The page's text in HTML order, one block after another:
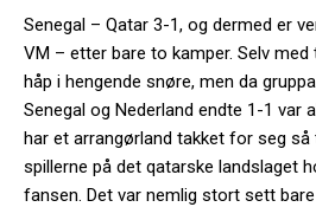
Senegal – Qatar 3-1, og dermed er
VM – etter bare to kamper. Selv
håp i hengende snøre, men da
Senegal og Nederland endte 1-1 var
har et arrangørland takket for seg så
spillerne på det qatarske landslaget
fansen. Det var nemlig stort sett